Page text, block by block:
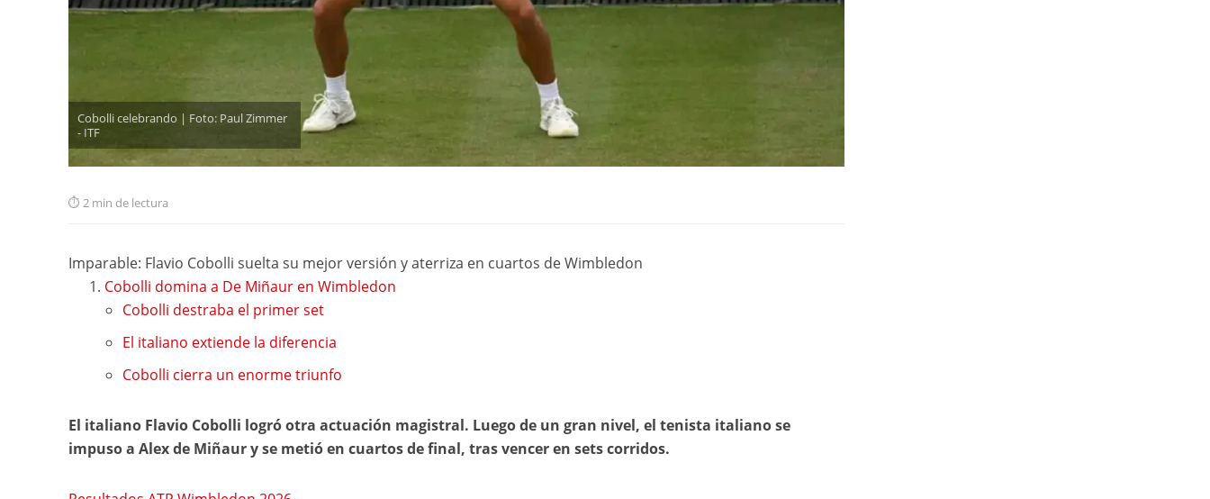
Cobolli celebrando | Foto: Paul Zimmer
- ITF
2 min de lectura
Imparable: Flavio Cobolli suelta su mejor versión y aterriza en cuartos de Wimbledon
Cobolli domina a De Miñaur en Wimbledon
Cobolli destraba el primer set
El italiano extiende la diferencia
Cobolli cierra un enorme triunfo
El italiano Flavio Cobolli logró otra actuación magistral. Luego de un gran nivel, el tenista italiano se
impuso a Alex de Miñaur y se metió en cuartos de final, tras vencer en sets corridos.